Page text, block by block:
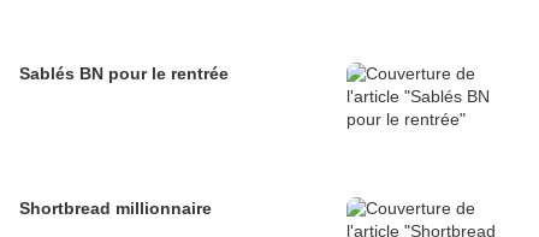
Sablés BN pour le rentrée
Shortbread millionnaire